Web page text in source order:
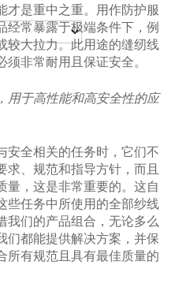
才是重中之重。用作防护服
经常暴露于极端条件下，例
较大拉力。此用途的缝纫线
须非常耐用且保证安全。
用于高性能和高安全性的应
安全相关的任务时，它们不
求、规范和指导方针，而且
量，这是非常重要的。这自
些任务中所使用的全部纱线
我们的产品组合，无论多么
们都能提供解决方案，并保
所有规范且具有最佳质量的